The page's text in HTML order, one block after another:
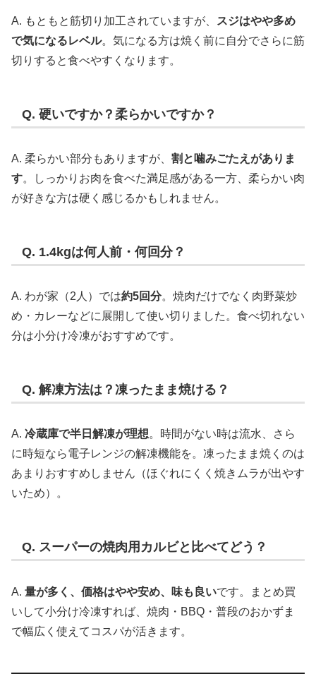
A. もともと筋切り加工されていますが、
スジはやや多め
で気になるレベル。気になる方は焼く前に自分でさらに筋
切りすると食べやすくなります。
Q. 硬いですか？柔らかいですか？
A. 柔らかい部分もありますが、 割と噛みごたえがありま
す。しっかりお肉を食べた満足感がある一方、柔らかい肉
が好きな方は硬く感じるかもしれません。
Q. 1.4kgは何人前・何回分？
A. わが家（2人）では約5回分。焼肉だけでなく肉野菜炒
め・カレーなどに展開して使い切りました。食べ切れない
分は小分け冷凍がおすすめです。
Q. 解凍方法は？凍ったまま焼ける？
A. 冷蔵庫で半日解凍が理想。時間がない時は流水、さら
に時短なら電子レンジの解凍機能を。凍ったまま焼くのは
あまりおすすめしません（ほぐれにくく焼きムラが出やす
いため）。
Q. スーパーの焼肉用カルビと比べてどう？
A. 量が多く、価格はやや安め、味も良いです。まとめ買
いして小分け冷凍すれば、焼肉・BBQ・普段のおかずま
で幅広く使えてコスパが活きます。